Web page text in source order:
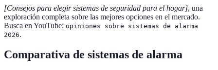
[Consejos para elegir sistemas de seguridad para el hogar], una
exploración completa sobre las mejores opciones en el mercado.
Busca en YouTube: opiniones sobre sistemas de alarma
2026.
Comparativa de sistemas de alarma